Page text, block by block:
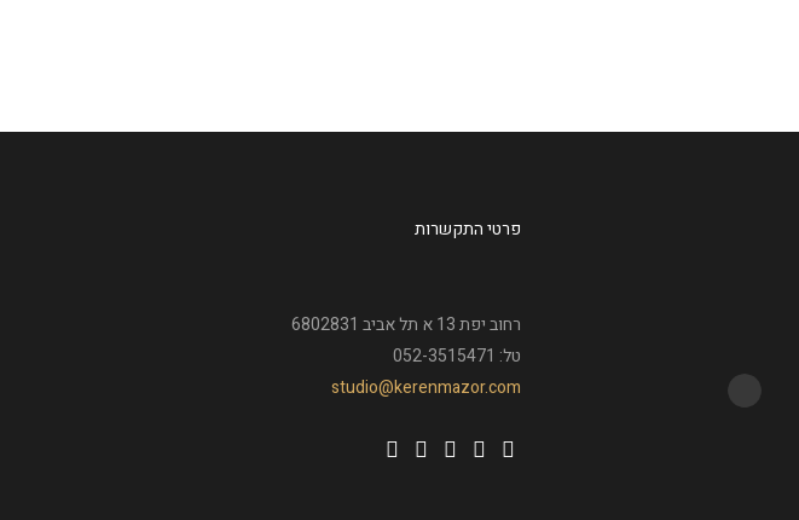
פרטי התקשרות
רחוב יפת 13 א תל אביב 6802831
טל: 052-3515471
studio@kerenmazor.com